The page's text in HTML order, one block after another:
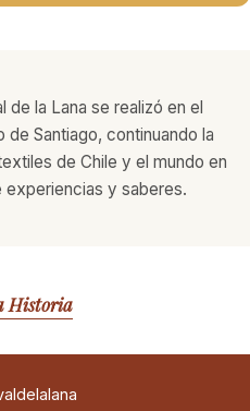
de la Lana se realizó en el
Santiago, continuando la
de Chile y el mundo en
y saberes.
Historia